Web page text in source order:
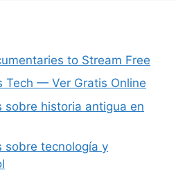
to Stream Free
Tech — Ver Gratis Online
sobre historia antigua en
sobre tecnología y